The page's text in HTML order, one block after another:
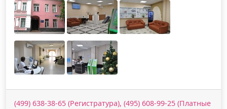
(499) 638-38-65 (Регистратура), (495) 608-99-25 (Платные